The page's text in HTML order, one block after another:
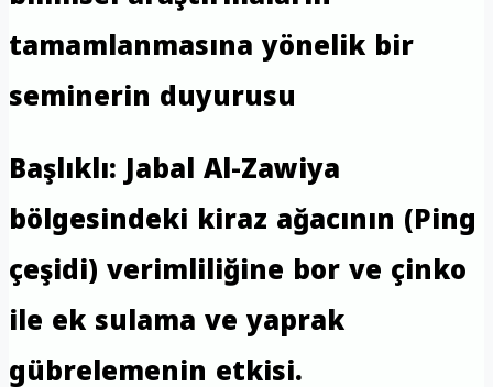
tamamlanmasına yönelik bir
seminerin duyurusu
Başlıklı: Jabal Al-Zawiya
bölgesindeki kiraz ağacının (Ping
çeşidi) verimliliğine bor ve çinko
ile ek sulama ve yaprak
gübrelemenin etkisi.